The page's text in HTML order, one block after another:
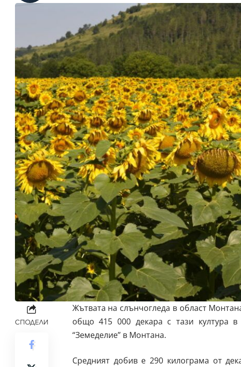
СПОДЕЛИ
Жътвата на слънчогледа в област
общо 415 000 декара с тази култура
“Земеделие” в Монтана.
Средният добив е 290 килограма от